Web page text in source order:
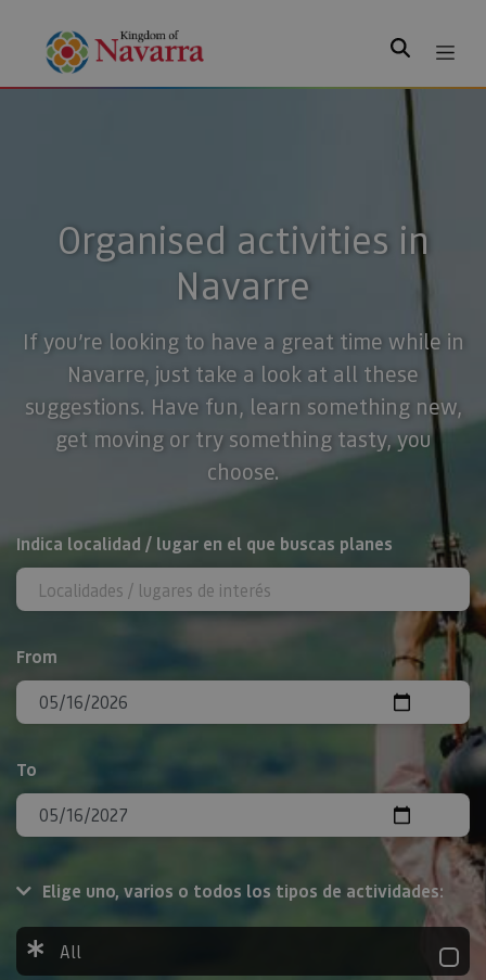
Search
Organised activities in
Navarre
If you’re looking to have a great time while in
Navarre, just take a look at all these
suggestions. Have fun, learn something new,
get moving or try something tasty, you
choose.
Search
Indica localidad / lugar en el que buscas planes
From
To
Elige uno, varios o todos los tipos de actividades:
All